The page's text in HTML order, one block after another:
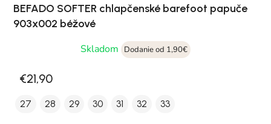
BEFADO SOFTER chlapčenské barefoot papuče
903x002 béžové
Skladom
Dodanie od 1,90€
€21,90
27 28 29 30 31 32 33